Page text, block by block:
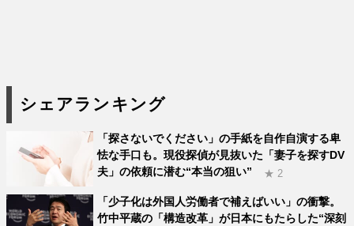
シェアランキング
「探さないでください」の手紙を自作自演する卑
怯な手口も。現役探偵が見抜いた「妻子を探すDV
夫」の依頼に潜む“本当の狙い”
★ 2
「少子化は外国人労働者で補えばいい」の衝撃。
竹中平蔵の「構造改革」が日本にもたらした“深刻